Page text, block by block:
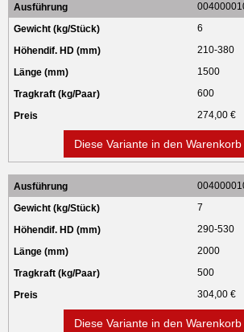
6
210-380
1500
600
274,00 €
Diese Variante in den Warenkorb
7
290-530
2000
500
304,00 €
Diese Variante in den Warenkorb